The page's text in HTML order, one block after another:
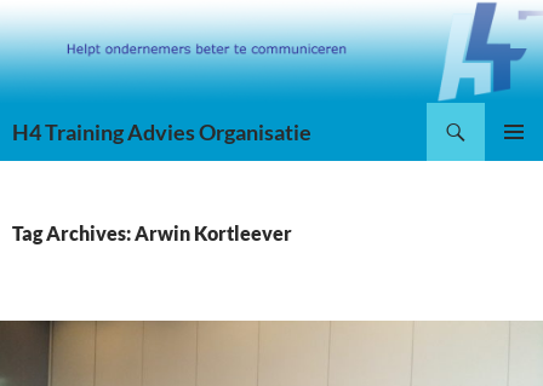
Skip
to
content
H4 Training Advies Organisatie
Tag Archives: Arwin Kortleever